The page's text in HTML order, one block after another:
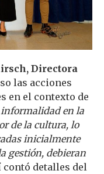
Directora
las acciones
en el contexto de
informalidad en la
de la cultura, lo
inicialmente
gestión, debieran
contó detalles del